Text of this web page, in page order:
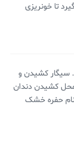
گاز بگیرد تا خونریزی
سیگار کشیدن و
محل کشیدن دندان
نام حفره خشک